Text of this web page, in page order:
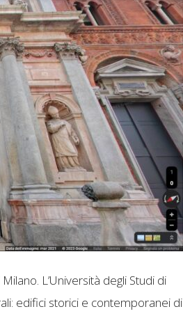
L’Università degli Studi di
edifici storici e contemporanei di